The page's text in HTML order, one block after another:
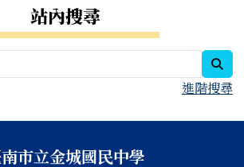
站內搜尋
進階搜尋
市立金城國民中學